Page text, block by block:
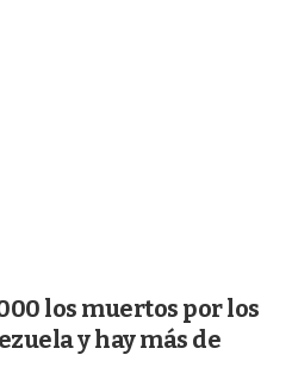
los muertos por los
y hay más de